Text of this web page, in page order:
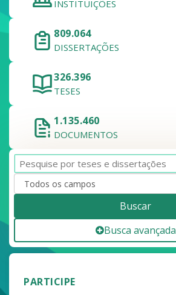
INSTITUIÇÕES
809.064
DISSERTAÇÕES
326.396
TESES
1.135.460
DOCUMENTOS
Buscar
Busca avançada
PARTICIPE